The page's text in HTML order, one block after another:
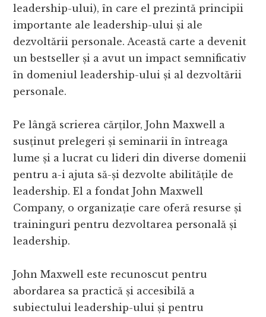
leadership-ului), în care el prezintă principii
importante ale leadership-ului și ale
dezvoltării personale. Această carte a devenit
un bestseller și a avut un impact semnificativ
în domeniul leadership-ului și al dezvoltării
personale.
Pe lângă scrierea cărților, John Maxwell a
susținut prelegeri și seminarii în întreaga
lume și a lucrat cu lideri din diverse domenii
pentru a-i ajuta să-și dezvolte abilitățile de
leadership. El a fondat John Maxwell
Company, o organizație care oferă resurse și
traininguri pentru dezvoltarea personală și
leadership.
John Maxwell este recunoscut pentru
abordarea sa practică și accesibilă a
subiectului leadership-ului și pentru